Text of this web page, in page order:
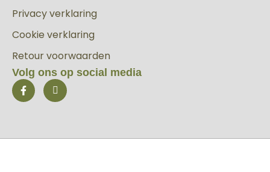
Privacy verklaring
Cookie verklaring
Retour voorwaarden
Volg ons op social media